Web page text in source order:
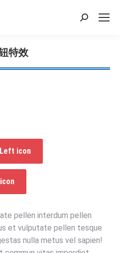
搜
特效
您在这里：
Left icon
pellen interdum pellen
et vulputate pellen tesque
nulla metus vel sapien!